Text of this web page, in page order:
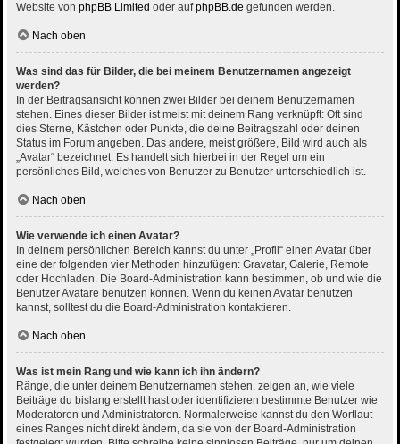
Website von phpBB Limited oder aufphpBB.de gefunden werden.
Nach oben
Was sind das für Bilder, die bei meinem Benutzernamen angezeigt
werden?
In der Beitragsansicht können zwei Bilder bei deinem Benutzernamen
stehen. Eines dieser Bilder ist meist mit deinem Rang verknüpft: Oft sind
dies Sterne, Kästchen oder Punkte, die deine Beitragszahl oder deinen
Status im Forum angeben. Das andere, meist größere, Bild wird auch als
„Avatar“ bezeichnet. Es handelt sich hierbei in der Regel um ein
persönliches Bild, welches von Benutzer zu Benutzer unterschiedlich ist.
Nach oben
Wie verwende ich einen Avatar?
In deinem persönlichen Bereich kannst du unter „Profil“ einen Avatar über
eine der folgenden vier Methoden hinzufügen: Gravatar, Galerie, Remote
oder Hochladen. Die Board-Administration kann bestimmen, ob und wie die
Benutzer Avatare benutzen können. Wenn du keinen Avatar benutzen
kannst, solltest du die Board-Administration kontaktieren.
Nach oben
Was ist mein Rang und wie kann ich ihn ändern?
Ränge, die unter deinem Benutzernamen stehen, zeigen an, wie viele
Beiträge du bislang erstellt hast oder identifizieren bestimmte Benutzer wie
Moderatoren und Administratoren. Normalerweise kannst du den Wortlaut
eines Ranges nicht direkt ändern, da sie von der Board-Administration